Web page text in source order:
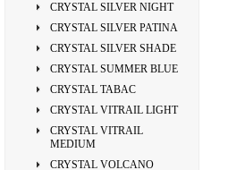
CRYSTAL SILVER NIGHT
CRYSTAL SILVER PATINA
CRYSTAL SILVER SHADE
CRYSTAL SUMMER BLUE
CRYSTAL TABAC
CRYSTAL VITRAIL LIGHT
CRYSTAL VITRAIL
MEDIUM
CRYSTAL VOLCANO